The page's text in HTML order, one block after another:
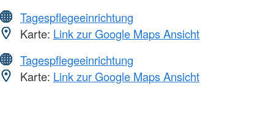
Tagespflegeeinrichtung
Karte: Link zur Google Maps Ansicht
Tagespflegeeinrichtung
Karte: Link zur Google Maps Ansicht